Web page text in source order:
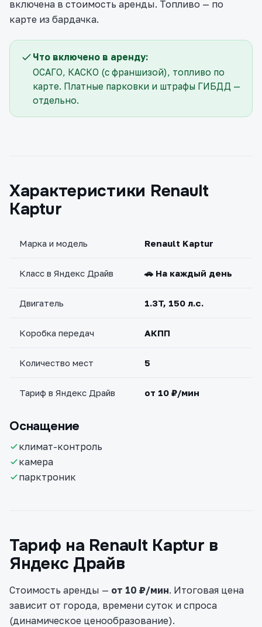
включена в стоимость аренды. Топливо — по
карте из бардачка.
Что включено в аренду:
ОСАГО, КАСКО (с франшизой), топливо по
карте. Платные парковки и штрафы ГИБДД —
отдельно.
Характеристики Renault
Kaptur
Марка и модель Renault Kaptur
Класс в Яндекс Драйв 🚗 На каждый день
Двигатель 1.3T, 150 л.с.
Коробка передач АКПП
Количество мест 5
Тариф в Яндекс Драйв от 10 ₽/мин
Оснащение
климат-контроль
камера
парктроник
Тариф на Renault Kaptur в
Яндекс Драйв
Стоимость аренды — от 10 ₽/мин. Итоговая цена
зависит от города, времени суток и спроса
(динамическое ценообразование).